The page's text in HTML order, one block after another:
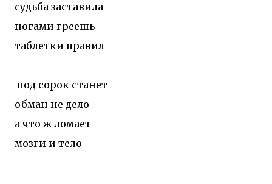
судьба заставила
ногами греешь
таблетки правил
под сорок станет
обман не дело
а что ж ломает
мозги и тело